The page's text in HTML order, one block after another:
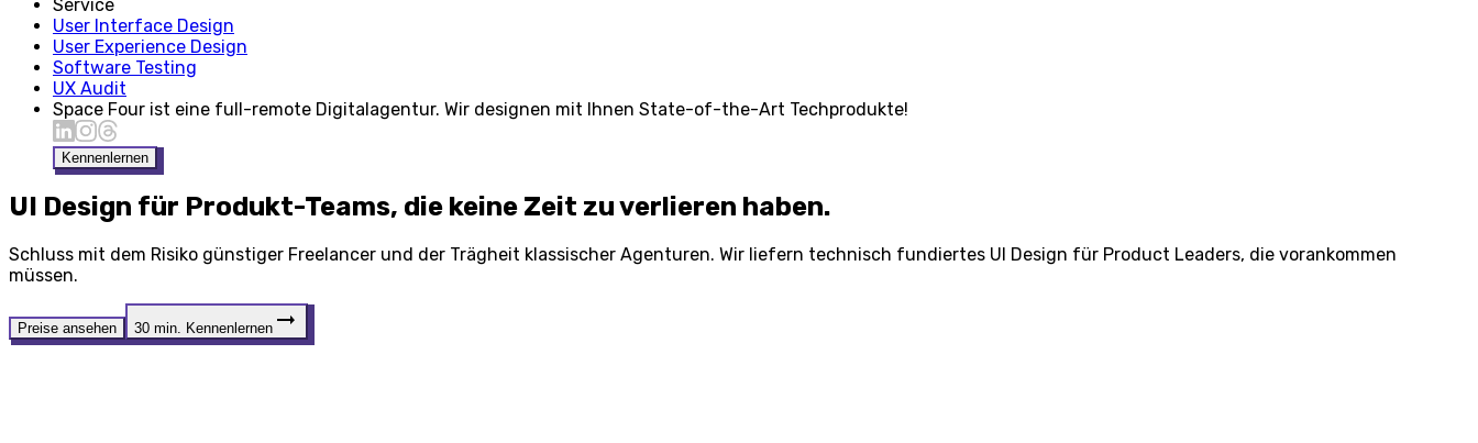
Service
User Interface Design
User Experience Design
Software Testing
UX Audit
Space Four ist eine full-remote Digitalagentur. Wir designen mit Ihnen State-of-the-Art Techprodukte!
Kennenlernen
UI Design für Produkt-Teams, die keine Zeit zu verlieren haben.
Schluss mit dem Risiko günstiger Freelancer und der Trägheit klassischer Agenturen. Wir liefern technisch fundiertes UI Design für Product Leaders, die vorankommen
müssen.
Preise ansehen 30 min. Kennenlernen